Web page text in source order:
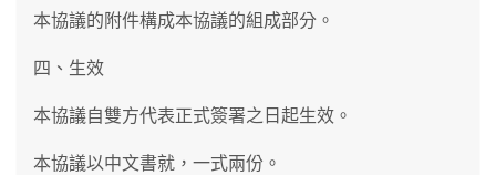
本協議的附件構成本協議的組成部分。
四、生效
本協議自雙方代表正式簽署之日起生效。
本協議以中文書就，一式兩份。